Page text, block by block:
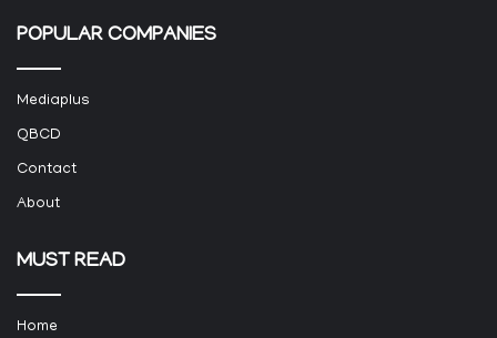
POPULAR COMPANIES
Mediaplus
QBCD
Contact
About
MUST READ
Home